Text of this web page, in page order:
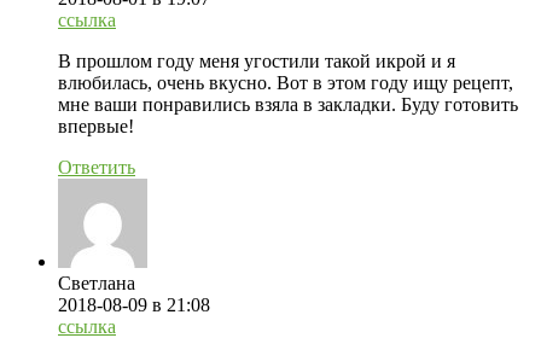
ссылка
В прошлом году меня угостили такой икрой и я
влюбилась, очень вкусно. Вот в этом году ищу рецепт,
мне ваши понравились взяла в закладки. Буду готовить
впервые!
Ответить
Светлана
2018-08-09 в 21:08
ссылка